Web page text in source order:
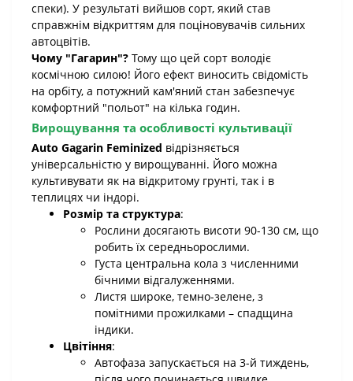
спеки). У результаті вийшов сорт, який став
справжнім відкриттям для поціновувачів сильних
автоцвітів.
Чому "Гагарин"? Тому що цей сорт володіє
космічною силою! Його ефект виносить свідомість
на орбіту, а потужний кам'яний стан забезпечує
комфортний "польот" на кілька годин.
Вирощування та особливості культивації
Auto Gagarin Feminized відрізняється
універсальністю у вирощуванні. Його можна
культивувати як на відкритому грунті, так і в
теплицях чи індорі.
Розмір та структура:
Рослини досягають висоти 90-130 см, що
робить їх середньорослими.
Густа центральна кола з численними
бічними відгалуженнями.
Листя широке, темно-зелене, з
помітними прожилками – спадщина
індики.
Цвітіння:
Автофаза запускається на 3-й тиждень,